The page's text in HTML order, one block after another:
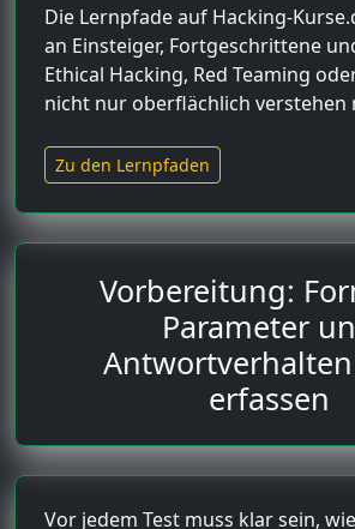
Die Lernpfade auf Hacking-
an Einsteiger, Fortgeschrittene
Ethical Hacking, Red Teaming
nicht nur oberflächlich verstehen
Zu den Lernpfaden
Vorbereitung:
Parameter
erfassen
Vor jedem Test muss klar sein,